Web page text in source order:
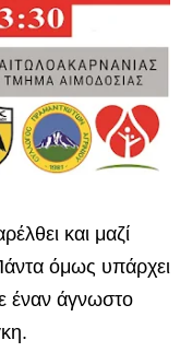
και μαζί
όμως υπάρχει
έναν άγνωστο